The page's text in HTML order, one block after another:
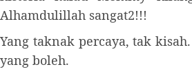
Alhamdulillah sangat2!!!
Yang taknak percaya, tak
yang boleh.